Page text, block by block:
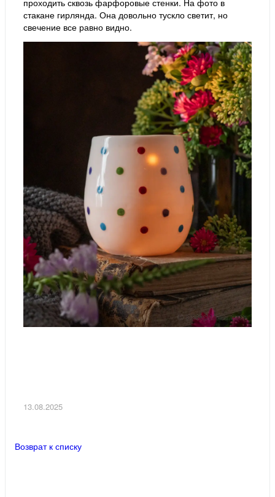
стакане гирлянда. Она довольно тускло светит, но
свечение все равно видно.
13.08.2025
Возврат к списку